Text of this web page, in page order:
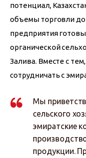
потенциал,
объемы торговли
предприятия
органической
Залива. Вместе с
сотрудничать с
Мы
сельского
эмиратские
продукции.